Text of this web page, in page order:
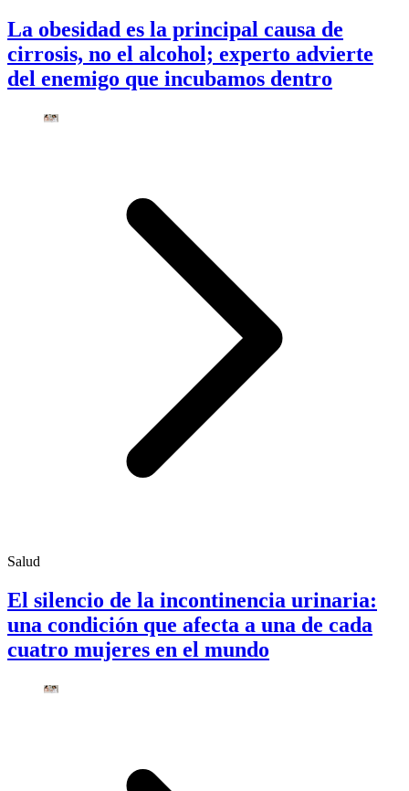
La obesidad es la principal causa de
cirrosis, no el alcohol; experto advierte
del enemigo que incubamos dentro
Salud
El silencio de la incontinencia urinaria:
una condición que afecta a una de cada
cuatro mujeres en el mundo